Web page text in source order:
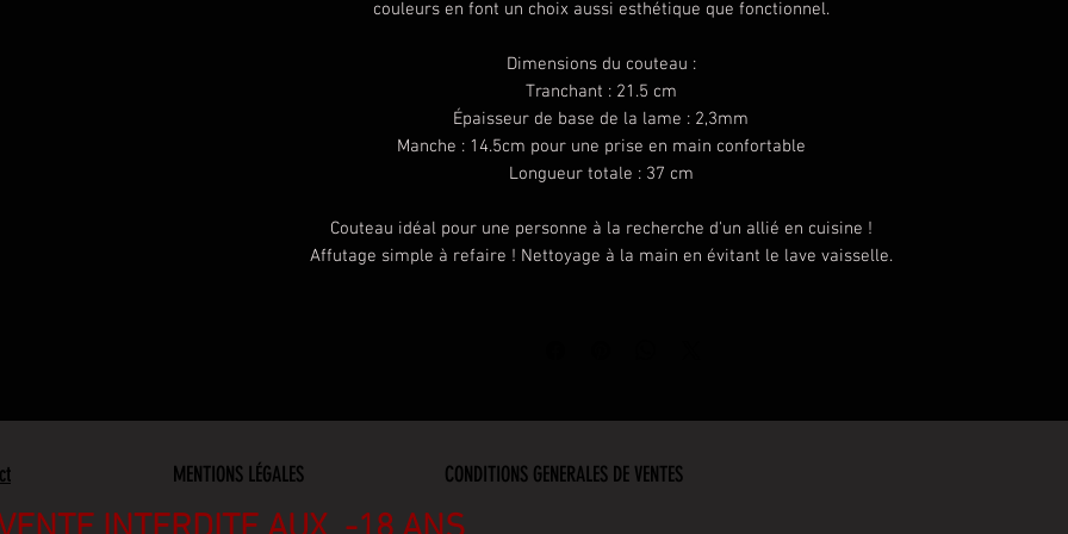
couleurs en font un choix aussi esthétique que fonctionnel.
Dimensions du couteau :
Tranchant : 21.5 cm
Épaisseur de base de la lame : 2,3mm
Manche : 14.5cm pour une prise en main confortable
Longueur totale : 37 cm
Couteau idéal pour une personne à la recherche d'un allié en cuisine !
Affutage simple à refaire ! Nettoyage à la main en évitant le lave vaisselle.
MENTIONS LÉGALES CONDITIONS GENERALES DE VENTES